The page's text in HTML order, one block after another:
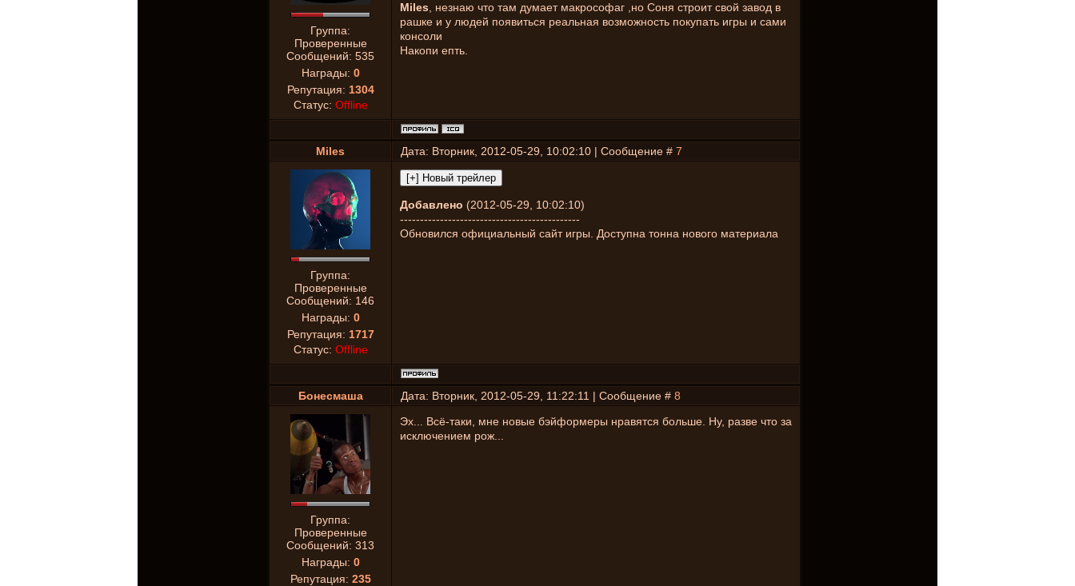
Группа:
Проверенные
Сообщений: 535
Награды: 0
Репутация: 1304
Статус: Offline
Miles , незнаю что там думает макрософаг ,но Соня строит свой завод в
рашке и у людей появиться реальная возможность покупать игры и сами
консоли
Накопи епть.
Miles Дата: Вторник, 2012-05-29, 10:02:10 | Сообщение # 7
Группа:
Проверенные
Сообщений: 146
Награды: 0
Репутация: 1717
Статус: Offline
Добавлено (2012-05-29, 10:02:10)
---------------------------------------------
Обновился официальный сайт игры. Доступна тонна нового материала
Бонесмаша Дата: Вторник, 2012-05-29, 11:22:11 | Сообщение # 8
Группа:
Проверенные
Сообщений: 313
Награды: 0
Репутация: 235
Эх... Всё-таки, мне новые бэйформеры нравятся больше. Ну, разве что за
исключением рож...